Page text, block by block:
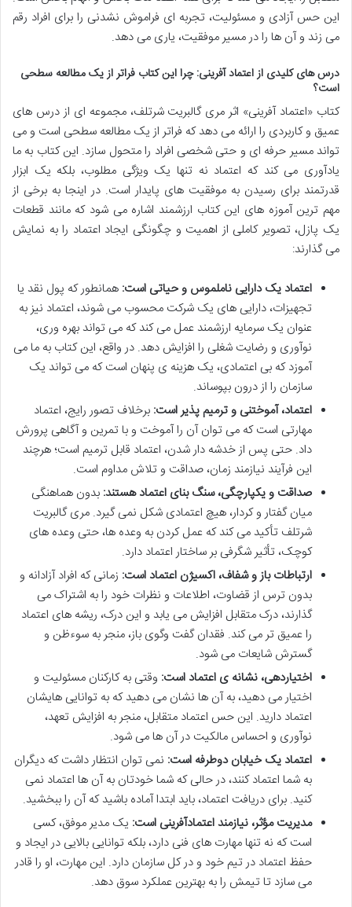
این حس آزادی و مسئولیت، تجربه ای فراموش نشدنی را برای افراد رقم
می زند و آن ها را در مسیر موفقیت، یاری می دهد.
درس های کلیدی از اعتماد آفرینی: چرا این کتاب فراتر از یک مطالعه سطحی
است؟
کتاب «اعتماد آفرینی» اثر مری گالبریت شرتلف، مجموعه ای از درس های
عمیق و کاربردی را ارائه می دهد که فراتر از یک مطالعه سطحی است و می
تواند مسیر حرفه ای و حتی شخصی افراد را متحول سازد. این کتاب به ما
یادآوری می کند که اعتماد نه تنها یک ویژگی مطلوب، بلکه یک ابزار
قدرتمند برای رسیدن به موفقیت های پایدار است. در اینجا به برخی از
مهم ترین آموزه های این کتاب ارزشمند اشاره می شود که مانند قطعات
یک پازل، تصویر کاملی از اهمیت و چگونگی ایجاد اعتماد را به نمایش
می گذارند:
اعتماد یک دارایی ناملموس و حیاتی است: همانطور که پول نقد یا
تجهیزات، دارایی های یک شرکت محسوب می شوند، اعتماد نیز به
عنوان یک سرمایه ارزشمند عمل می کند که می تواند بهره وری،
نوآوری و رضایت شغلی را افزایش دهد. در واقع، این کتاب به ما می
آموزد که بی اعتمادی، یک هزینه ی پنهان است که می تواند یک
سازمان را از درون بپوساند.
اعتماد، آموختنی و ترمیم پذیر است: برخلاف تصور رایج، اعتماد
مهارتی است که می توان آن را آموخت و با تمرین و آگاهی پرورش
داد. حتی پس از خدشه دار شدن، اعتماد قابل ترمیم است؛ هرچند
این فرآیند نیازمند زمان، صداقت و تلاش مداوم است.
صداقت و یکپارچگی، سنگ بنای اعتماد هستند: بدون هماهنگی
میان گفتار و کردار، هیچ اعتمادی شکل نمی گیرد. مری گالبریت
شرتلف تأکید می کند که عمل کردن به وعده ها، حتی وعده های
کوچک، تأثیر شگرفی بر ساختار اعتماد دارد.
ارتباطات باز و شفاف، اکسیژن اعتماد است: زمانی که افراد آزادانه و
بدون ترس از قضاوت، اطلاعات و نظرات خود را به اشتراک می
گذارند، درک متقابل افزایش می یابد و این درک، ریشه های اعتماد
را عمیق تر می کند. فقدان گفت وگوی باز، منجر به سوءظن و
گسترش شایعات می شود.
اختیاردهی، نشانه ی اعتماد است: وقتی به کارکنان مسئولیت و
اختیار می دهید، به آن ها نشان می دهید که به توانایی هایشان
اعتماد دارید. این حس اعتماد متقابل، منجر به افزایش تعهد،
نوآوری و احساس مالکیت در آن ها می شود.
اعتماد یک خیابان دوطرفه است: نمی توان انتظار داشت که دیگران
به شما اعتماد کنند، در حالی که شما خودتان به آن ها اعتماد نمی
کنید. برای دریافت اعتماد، باید ابتدا آماده باشید که آن را ببخشید.
مدیریت مؤثر، نیازمند اعتمادآفرینی است: یک مدیر موفق، کسی
است که نه تنها مهارت های فنی دارد، بلکه توانایی بالایی در ایجاد و
حفظ اعتماد در تیم خود و در کل سازمان دارد. این مهارت، او را قادر
می سازد تا تیمش را به بهترین عملکرد سوق دهد.